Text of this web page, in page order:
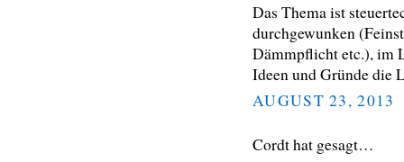
Das Thema ist
durchgewunken
Dämmpflicht etc.), im
Ideen und Gründe die
AUGUST 23, 2013
Cordt hat gesagt…